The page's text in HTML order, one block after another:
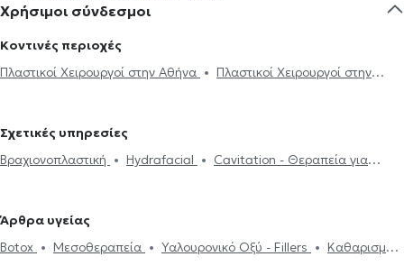
Χρήσιμοι σύνδεσμοι
Κοντινές περιοχές
Πλαστικοί Χειρουργοί στην Αθήνα
Πλαστικοί Χειρουργοί στην
Πλαστικοί Χειρουργοί στο Παγκράτι
Χαλάνδρι
Πλαστικοί Χειρουργοί στο Πεδίον του Άρεως
Πλαστικοί Χειρουργοί στα Βριλήσσια
Πλαστικοί Χειρουργοί στο
Σχετικές υπηρεσίες
Βραχιονοπλαστική
Hydrafacial
Cavitation - Θεραπεία για
Οξύ - Fillers
Λιποαναρρόφηση
γλουτών
Νήματα Προσώπου (Lifting) Μεσοθεραπεία
Σπίλοι
Άρθρα υγείας
Botox
Μεσοθεραπεία Υαλουρονικό Οξύ - Fillers
Καθαρισμός